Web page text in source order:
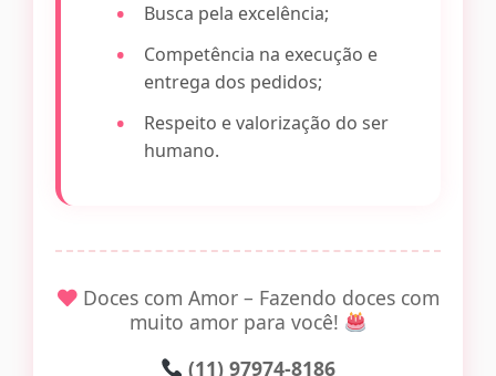
Busca pela excelência;
Competência na execução e
entrega dos pedidos;
Respeito e valorização do ser
humano.
Doces com Amor – Fazendo doces com
muito amor para você!
(11) 97974-8186